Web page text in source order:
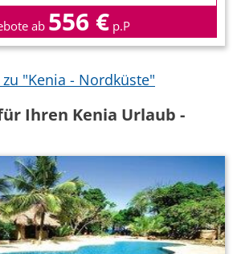
ab 556 € p.P
"Kenia - Nordküste"
Ihren Kenia Urlaub -